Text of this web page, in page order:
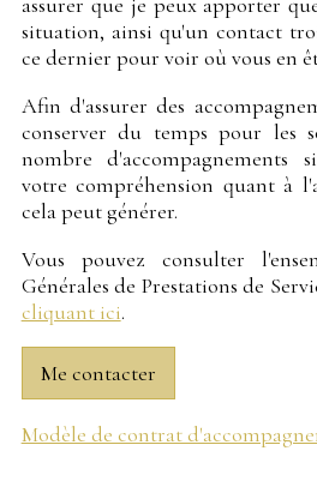
situation, ainsi qu'un contact
ce dernier pour voir où vous en
Afin d'assurer des
conserver du temps pour les
nombre d'accompagnements
votre compréhension quant à
cela peut générer.
Vous pouvez consulter
Générales de Prestations de
cliquant ici.
Me contacter
Modèle de contrat